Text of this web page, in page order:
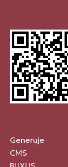
Generuje
CMS